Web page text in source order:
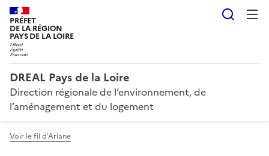
PRÉFET
DE LA RÉGION
PAYS DE LA LOIRE
DREAL Pays de la Loire
Direction régionale de l’environnement, de
l’aménagement et du logement
Voir le fil d'Ariane